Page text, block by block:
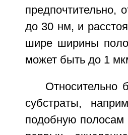
предпочтительно,
до 30 нм, и
шире ширины
может быть до 1
Относительно
субстраты,
подобную полосам